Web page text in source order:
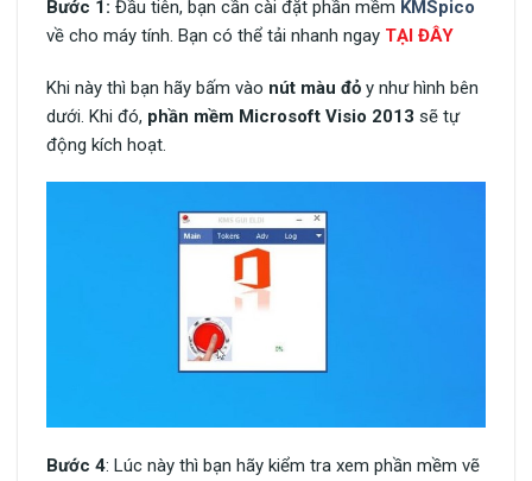
Bước 1: Đầu tiên, bạn cần cài đặt phần mềm KMSpico
về cho máy tính. Bạn có thể tải nhanh ngay TẠI ĐÂY
Khi này thì bạn hãy bấm vào nút màu đỏ y như hình bên
dưới. Khi đó, phần mềm Microsoft Visio 2013 sẽ tự
động kích hoạt.
Bước 4: Lúc này thì bạn hãy kiểm tra xem phần mềm vẽ